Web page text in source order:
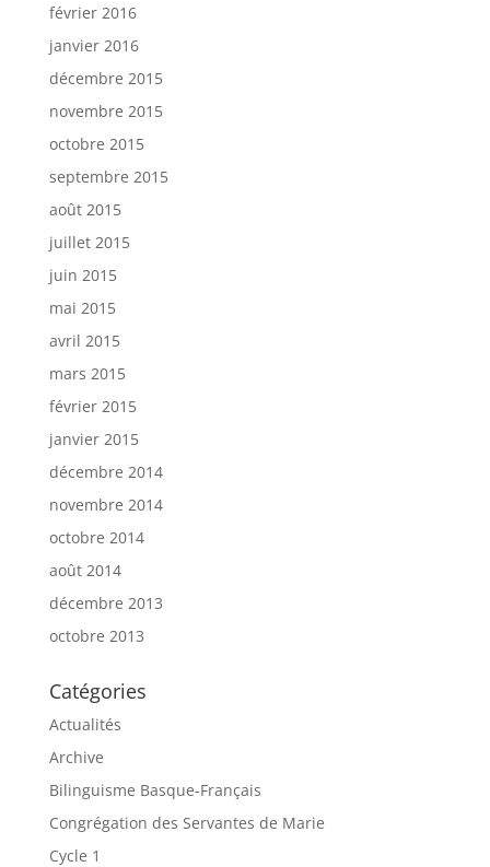
février 2016
janvier 2016
décembre 2015
novembre 2015
octobre 2015
septembre 2015
août 2015
juillet 2015
juin 2015
mai 2015
avril 2015
mars 2015
février 2015
janvier 2015
décembre 2014
novembre 2014
octobre 2014
août 2014
décembre 2013
octobre 2013
Catégories
Actualités
Archive
Bilinguisme Basque-Français
Congrégation des Servantes de Marie
Cycle 1